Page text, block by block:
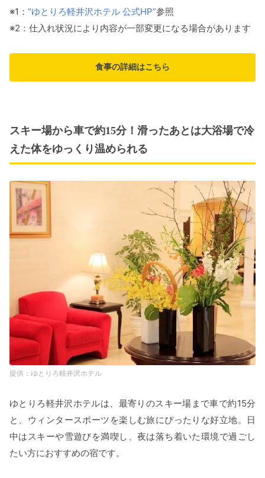
※1： “ゆとりろ軽井沢ホテル 公式HP”参照
※2：仕入れ状況により内容が一部変更になる場合があります
食事の詳細はこちら
スキー場から車で約15分！滑ったあとは大浴場で冷
えた体をゆっくり温められる
ゆとりろ軽井沢ホテル
ゆとりろ軽井沢ホテルは、最寄りのスキー場まで車で約15分
と、ウィンタースポーツを楽しむ旅にぴったりな好立地。日
中はスキーや雪遊びを満喫し、夜は落ち着いた環境で過ごし
たい方におすすめの宿です。